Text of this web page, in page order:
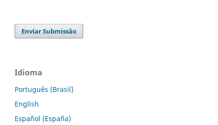
Enviar Submissão
Idioma
Português (Brasil)
English
Español (España)